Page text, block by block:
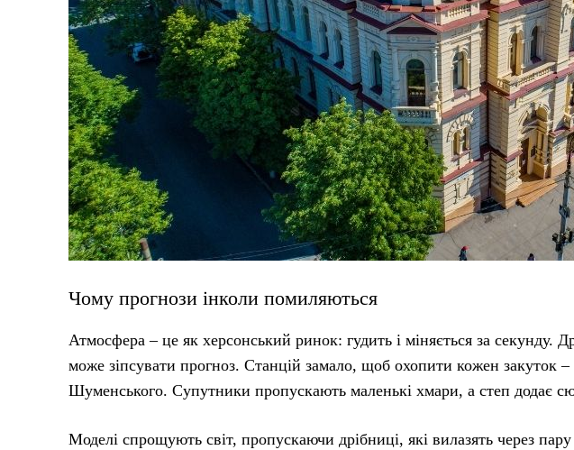
Чому прогнози інколи помиляються
Атмосфера – це як херсонський ринок: гудить і міняється за секунду.
може зіпсувати прогноз. Станцій замало, щоб охопити кожен закуток
Шуменського. Супутники пропускають маленькі хмари, а степ додає
Моделі спрощують світ, пропускаючи дрібниці, які вилазять через